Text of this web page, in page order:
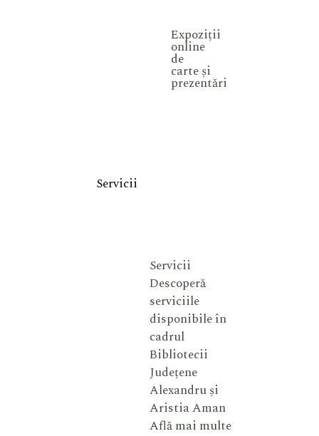
Expoziții
online
de
carte și
prezentări
Servicii
Servicii
Descoperă
serviciile
disponibile în
cadrul
Bibliotecii
Județene
Alexandru și
Aristia Aman
Află mai multe